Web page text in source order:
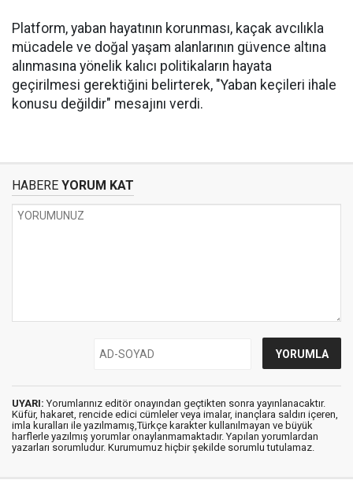
Platform, yaban hayatının korunması, kaçak avcılıkla
mücadele ve doğal yaşam alanlarının güvence altına
alınmasına yönelik kalıcı politikaların hayata
geçirilmesi gerektiğini belirterek, "Yaban keçileri ihale
konusu değildir" mesajını verdi.
HABERE YORUM KAT
UYARI: Yorumlarınız editör onayından geçtikten sonra yayınlanacaktır.
Küfür, hakaret, rencide edici cümleler veya imalar, inançlara saldırı içeren,
imla kuralları ile yazılmamış,Türkçe karakter kullanılmayan ve büyük
harflerle yazılmış yorumlar onaylanmamaktadır. Yapılan yorumlardan
yazarları sorumludur. Kurumumuz hiçbir şekilde sorumlu tutulamaz.